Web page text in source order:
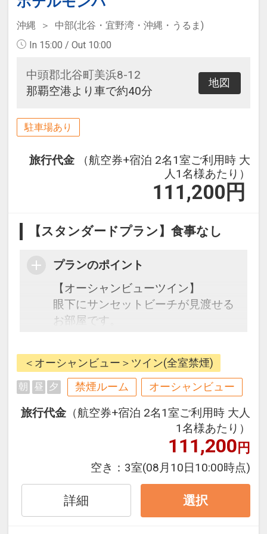
沖縄
中部(北谷・宜野湾・沖縄・うるま)
In 15:00 / Out 10:00
中頭郡北谷町美浜8-12
那覇空港より車で約40分
地図
駐車場あり
旅行代金
（航空券+宿泊 2名1室ご利用時 大
人1名様あたり）
111,200 円
【スタンダードプラン】食事なし
プランのポイント
【オーシャンビューツイン】
眼下にサンセットビーチが見渡せる
お部屋です。
利用いただけるようなホテルを目指
しております。
地域密着型のホテルを目指している
ためホテル内にレストランを設けて
いません。
又、エコの観点と、お部屋をご自身
のご自宅のように使っていただきた
いとの思いから、お客様の滞在中は
お部屋にスタッフが立ち入らないよ
うなシステムをとっております。
＜オーシャンビュー＞ツイン(全室禁煙)
朝 昼 夕 禁煙ルーム オーシャンビュー
旅行代金 （航空券+宿泊 2名1室ご利用時 大人
1名様あたり）
111,200円
空き： 3室(08月10日10:00時点)
詳細 選択